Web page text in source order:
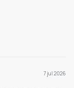
7 jul 2026